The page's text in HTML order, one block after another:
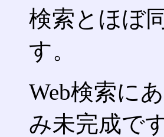
検索とほぼ
す。
Web検索に
み未完成で